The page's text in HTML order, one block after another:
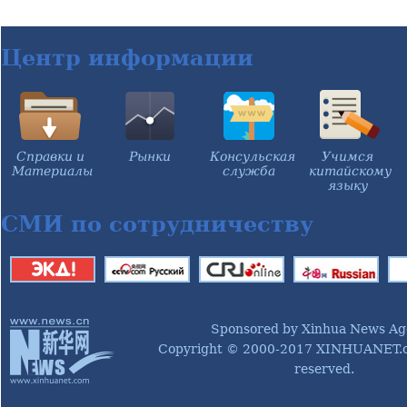
Центр информации
Справки и
Материалы
Рынки
Консульская
служба
Учимся
китайскому
языку
СМИ по сотрудничеству
Sponsored by Xinhua News
Copyright © 2000-2017
reserved.